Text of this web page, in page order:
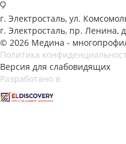
г. Электросталь, ул.
г. Электросталь, пр. Ленина,
© 2026 Медина -
Политика
Версия для слабовидящих
Разработано в